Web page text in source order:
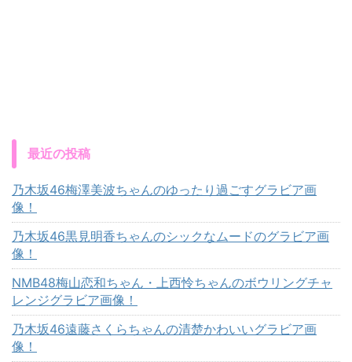
最近の投稿
乃木坂46梅澤美波ちゃんのゆったり過ごすグラビア画
像！
乃木坂46黒見明香ちゃんのシックなムードのグラビア画
像！
NMB48梅山恋和ちゃん・上西怜ちゃんのボウリングチャ
レンジグラビア画像！
乃木坂46遠藤さくらちゃんの清楚かわいいグラビア画
像！